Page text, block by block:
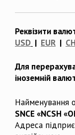
Реквізити
USD | EUR |
Для
іноземній
Найменування
SNCE «NCSH
Адреса